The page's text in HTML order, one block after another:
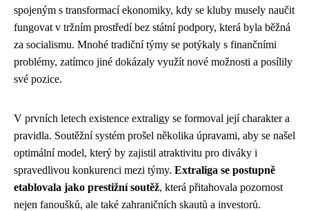
spojeným s transformací ekonomiky, kdy se kluby musely naučit
fungovat v tržním prostředí bez státní podpory, která byla běžná
za socialismu. Mnohé tradiční týmy se potýkaly s finančními
problémy, zatímco jiné dokázaly využít nové možnosti a posílily
své pozice.
V prvních letech existence extraligy se formoval její charakter a
pravidla. Soutěžní systém prošel několika úpravami, aby se našel
optimální model, který by zajistil atraktivitu pro diváky i
spravedlivou konkurenci mezi týmy. Extraliga se postupně
etablovala jako prestižní soutěž, která přitahovala pozornost
nejen fanoušků, ale také zahraničních skautů a investorů.